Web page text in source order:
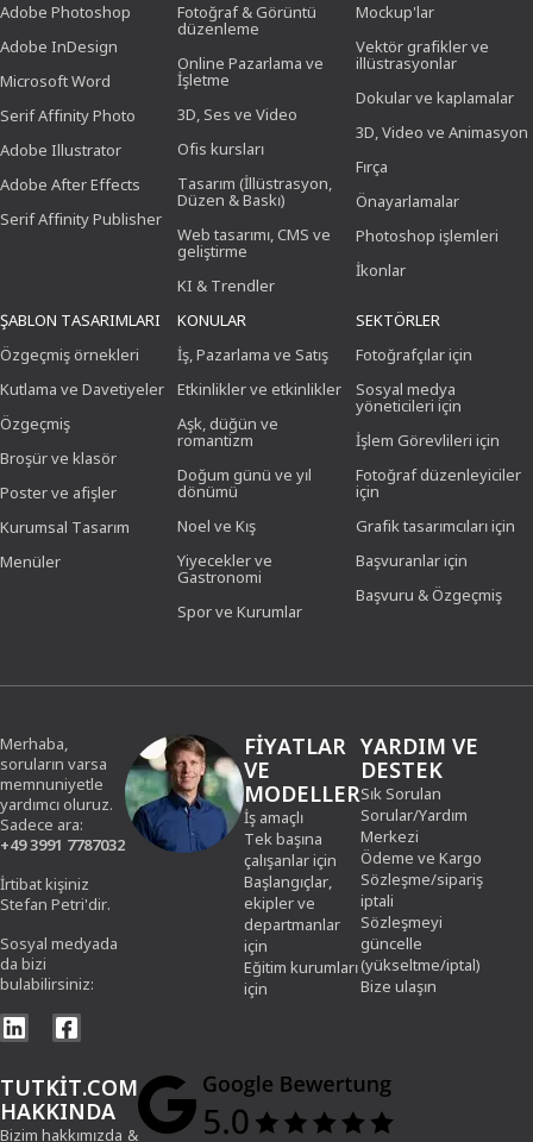
Adobe Photoshop
Adobe InDesign
Microsoft Word
Serif Affinity Photo
Adobe Illustrator
Adobe After Effects
Serif Affinity Publisher
Fotoğraf & Görüntü
düzenleme
Online Pazarlama ve
İşletme
3D, Ses ve Video
Ofis kursları
Tasarım (İllüstrasyon,
Düzen & Baskı)
Web tasarımı, CMS ve
geliştirme
KI & Trendler
Mockup'lar
Vektör grafikler ve
illüstrasyonlar
Dokular ve kaplamalar
3D, Video ve Animasyon
Fırça
Önayarlamalar
Photoshop işlemleri
İkonlar
ŞABLON TASARIMLARI
Özgeçmiş örnekleri
Kutlama ve Davetiyeler
Özgeçmiş
Broşür ve klasör
Poster ve afişler
Kurumsal Tasarım
Menüler
KONULAR
İş, Pazarlama ve Satış
Etkinlikler ve etkinlikler
Aşk, düğün ve
romantizm
Doğum günü ve yıl
dönümü
Noel ve Kış
Yiyecekler ve
Gastronomi
Spor ve Kurumlar
SEKTÖRLER
Fotoğrafçılar için
Sosyal medya
yöneticileri için
İşlem Görevlileri için
Fotoğraf düzenleyiciler
için
Grafik tasarımcıları için
Başvuranlar için
Başvuru & Özgeçmiş
Merhaba,
soruların varsa
memnuniyetle
yardımcı oluruz.
Sadece ara:
+49 3991 7787032
İrtibat kişiniz
Stefan Petri'dir.
Sosyal medyada
da bizi
bulabilirsiniz:
FIYATLAR
VE
MODELLER
İş amaçlı
Tek başına
çalışanlar için
Başlangıçlar,
ekipler ve
departmanlar
için
Eğitim kurumları
için
YARDIM VE
DESTEK
Sık Sorulan
Sorular/Yardım
Merkezi
Ödeme ve Kargo
Sözleşme/sipariş
iptali
Sözleşmeyi
güncelle
(yükseltme/iptal)
Bize ulaşın
TUTKIT.COM
HAKKINDA
Bizim hakkımızda &